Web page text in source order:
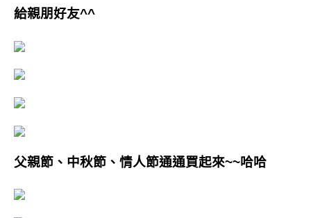
給親朋好友^^
父親節、中秋節、情人節通通買起來~~哈哈